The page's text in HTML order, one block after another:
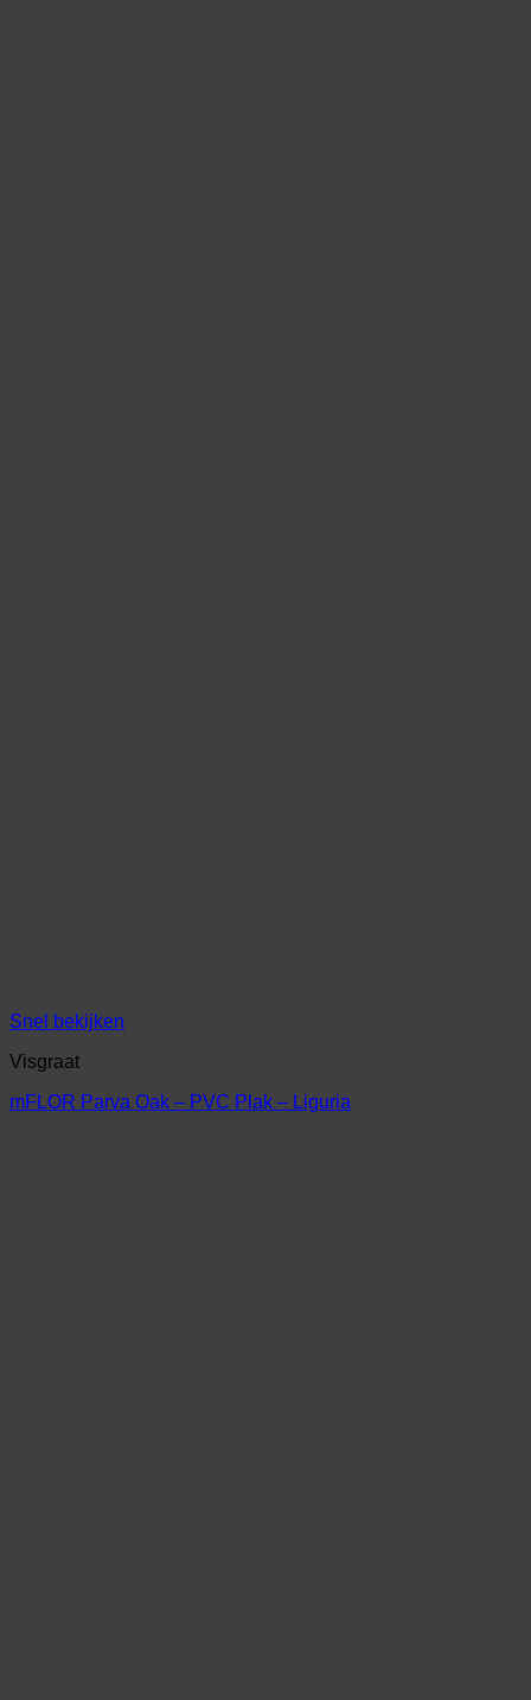
Snel bekijken
Visgraat
mFLOR Parva Oak – PVC Plak – Liguria